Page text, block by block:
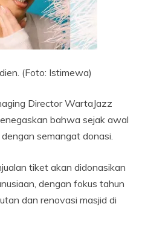
(Foto: Istimewa)
Director WartaJazz
bahwa sejak awal
semangat donasi.
tiket akan didonasikan
dengan fokus tahun
dan renovasi masjid di